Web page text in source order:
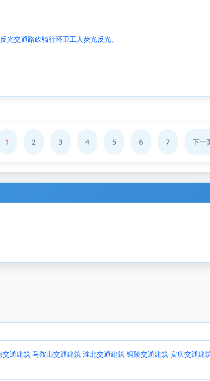
光交通路政骑行环卫工人荧光反光。
1 2 3 4 5 6 7 下一
交通建筑 马鞍山交通建筑 淮北交通建筑 铜陵交通建筑 安庆交通建